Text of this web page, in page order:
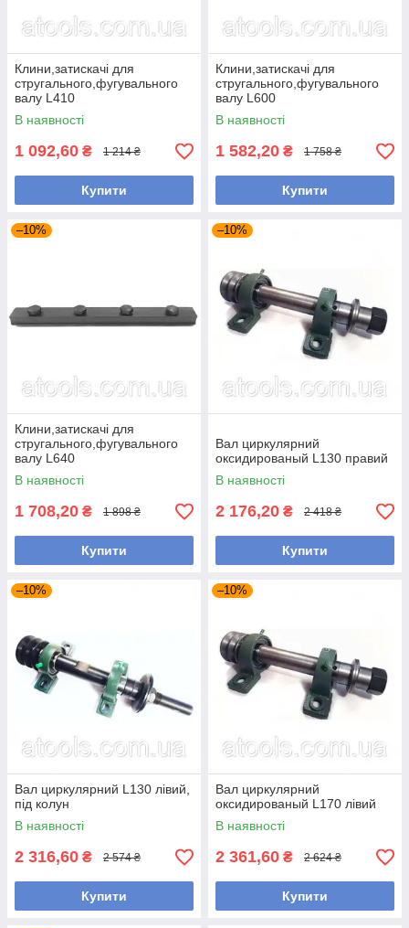
Клини,затискачі для
стругального,фугувального
валу L410
В наявності
1 092,60 ₴ 1 214 ₴
Купити
Клини,затискачі для
стругального,фугувального
валу L600
В наявності
1 582,20 ₴ 1 758 ₴
Купити
–10%
Клини,затискачі для
стругального,фугувального
валу L640
В наявності
1 708,20 ₴ 1 898 ₴
Купити
–10%
Вал циркулярний
оксидированый L130 правий
В наявності
2 176,20 ₴ 2 418 ₴
Купити
–10%
Вал циркулярний L130 лівий,
під колун
В наявності
2 316,60 ₴ 2 574 ₴
Купити
–10%
Вал циркулярний
оксидированый L170 лівий
В наявності
2 361,60 ₴ 2 624 ₴
Купити